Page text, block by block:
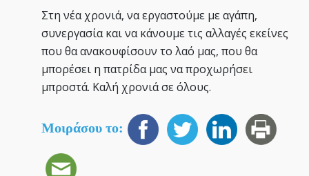
Στη νέα χρονιά, να εργαστούμε με αγάπη,
συνεργασία και να κάνουμε τις αλλαγές εκείνες
που θα ανακουφίσουν το λαό μας, που θα
μπορέσει η πατρίδα μας να προχωρήσει
μπροστά. Καλή χρονιά σε όλους.
Μοιράσου το: